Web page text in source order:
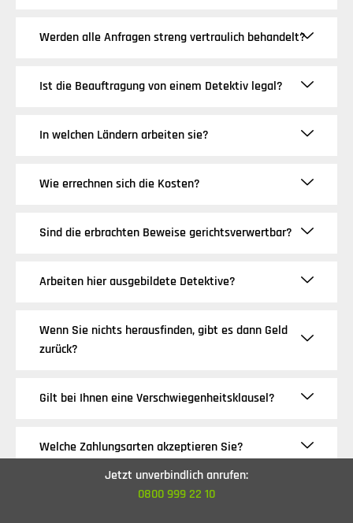
Werden alle Anfragen streng vertraulich behandelt?
Ist die Beauftragung von einem Detektiv legal?
In welchen Ländern arbeiten sie?
Wie errechnen sich die Kosten?
Sind die erbrachten Beweise gerichtsverwertbar?
Arbeiten hier ausgebildete Detektive?
Wenn Sie nichts herausfinden, gibt es dann Geld
zurück?
Gilt bei Ihnen eine Verschwiegenheitsklausel?
Welche Zahlungsarten akzeptieren Sie?
Jetzt unverbindlich anrufen:
0800 999 22 10